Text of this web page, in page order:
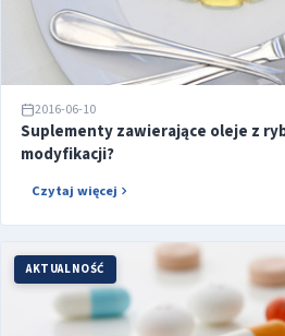
2016-06-10
Suplementy zawierające oleje z
modyfikacji?
Czytaj więcej
AKTUALNOŚĆ